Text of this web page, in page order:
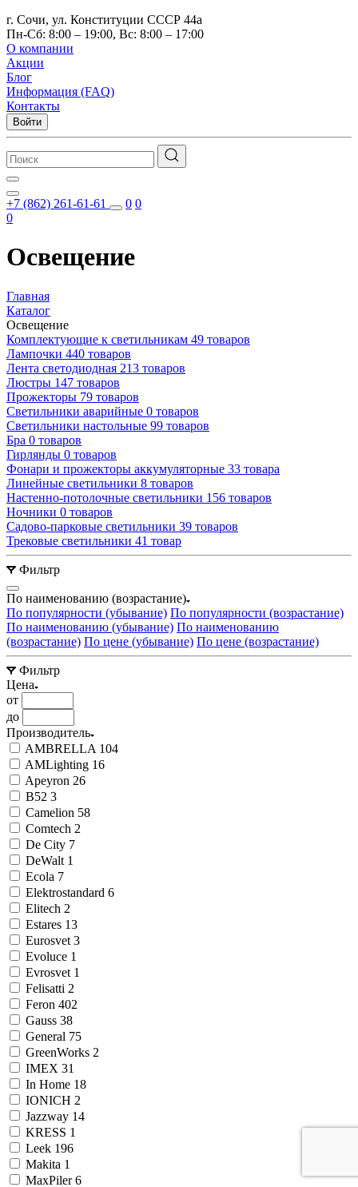
г. Сочи, ул. Конституции СССР 44а
Пн-Сб: 8:00 – 19:00, Вс: 8:00 – 17:00
О компании
Акции
Блог
Информация (FAQ)
Контакты
Войти
+7 (862) 261-61-61 0 0
0
Освещение
Главная
Каталог
Освещение
Комплектующие к светильникам 49 товаров
Лампочки 440 товаров
Лента светодиодная 213 товаров
Люстры 147 товаров
Прожекторы 79 товаров
Светильники аварийные 0 товаров
Светильники настольные 99 товаров
Бра 0 товаров
Гирлянды 0 товаров
Фонари и прожекторы аккумуляторные 33 товара
Линейные светильники 8 товаров
Настенно-потолочные светильники 156 товаров
Ночники 0 товаров
Садово-парковые светильники 39 товаров
Трековые светильники 41 товар
Фильтр
По наименованию (возрастание)
По популярности (убывание) По популярности (возрастание)
По наименованию (убывание) По наименованию
(возрастание) По цене (убывание) По цене (возрастание)
Фильтр
Цена
от
до
Производитель
AMBRELLA 104
AMLighting 16
Apeyron 26
B52 3
Camelion 58
Comtech 2
De City 7
DeWalt 1
Ecola 7
Elektrostandard 6
Elitech 2
Estares 13
Eurosvet 3
Evoluce 1
Evrosvet 1
Felisatti 2
Feron 402
Gauss 38
General 75
GreenWorks 2
IMEX 31
In Home 18
IONICH 2
Jazzway 14
KRESS 1
Leek 196
Makita 1
MaxPiler6